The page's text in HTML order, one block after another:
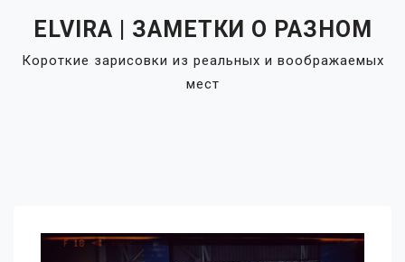
content
ELVIRA | ЗАМЕТКИ О РАЗНОМ
Короткие зарисовки из реальных и воображаемых
мест